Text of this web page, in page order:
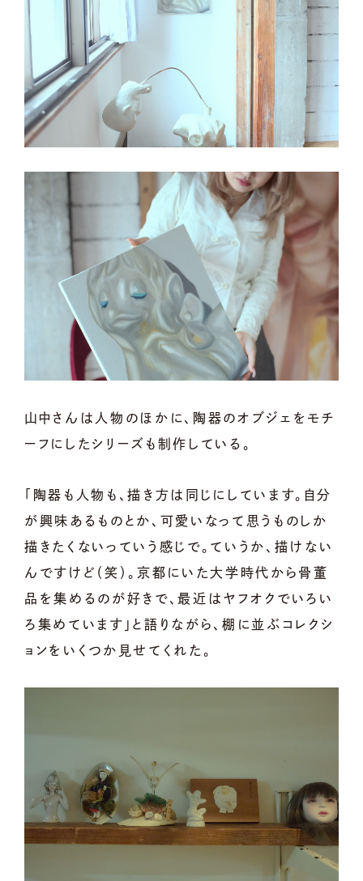
山中さんは人物のほかに、陶器のオブジェをモチ
ーフにしたシリーズも制作している。
「陶器も人物も、描き方は同じにしています。自分
が興味あるものとか、可愛いなって思うものしか
描きたくないっていう感じで。ていうか、描けない
んですけど（笑）。京都にいた大学時代から骨董
品を集めるのが好きで、最近はヤフオクでいろい
ろ集めています」と語りながら、棚に並ぶコレクシ
ョンをいくつか見せてくれた。